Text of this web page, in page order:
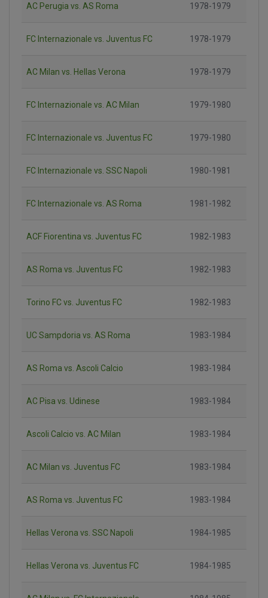
AC Perugia vs. AS Roma 1978-1979
FC Internazionale vs. Juventus FC 1978-1979
AC Milan vs. Hellas Verona 1978-1979
FC Internazionale vs. AC Milan 1979-1980
FC Internazionale vs. Juventus FC 1979-1980
FC Internazionale vs. SSC Napoli 1980-1981
FC Internazionale vs. AS Roma 1981-1982
ACF Fiorentina vs. Juventus FC 1982-1983
AS Roma vs. Juventus FC 1982-1983
Torino FC vs. Juventus FC 1982-1983
UC Sampdoria vs. AS Roma 1983-1984
AS Roma vs. Ascoli Calcio 1983-1984
AC Pisa vs. Udinese 1983-1984
Ascoli Calcio vs. AC Milan 1983-1984
AC Milan vs. Juventus FC 1983-1984
AS Roma vs. Juventus FC 1983-1984
Hellas Verona vs. SSC Napoli 1984-1985
Hellas Verona vs. Juventus FC 1984-1985